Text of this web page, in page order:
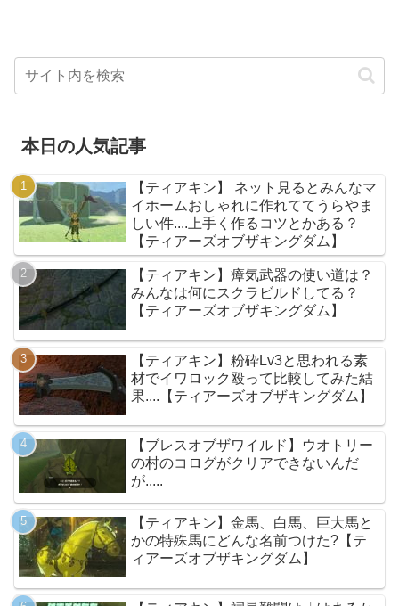
本日の人気記事
【ティアキン】 ネット見るとみんなマ
イホームおしゃれに作れててうらやま
しい件....上手く作るコツとかある？
【ティアーズオブザキングダム】
【ティアキン】瘴気武器の使い道は？
みんなは何にスクラビルドしてる？
【ティアーズオブザキングダム】
【ティアキン】粉砕Lv3と思われる素
材でイワロック殴って比較してみた結
果....【ティアーズオブザキングダム】
【ブレスオブザワイルド】ウオトリー
の村のコログがクリアできないんだ
が.....
【ティアキン】金馬、白馬、巨大馬と
かの特殊馬にどんな名前つけた?【テ
ィアーズオブザキングダム】